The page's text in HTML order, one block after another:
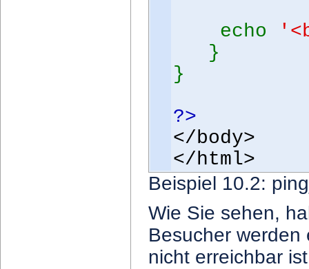
echo
}
}
?>
</body>
</html>
Beispiel 10.2:
Wie Sie sehen,
Besucher werden
nicht erreichbar